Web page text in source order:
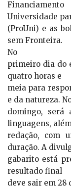
Universidade
(ProUni) e as
sem Fronteira.
No
primeiro dia do
quatro horas e
meia para
e da natureza.
domingo, será
linguagens,
redação, com
duração. A
gabarito está
resultado final
deve sair em 28